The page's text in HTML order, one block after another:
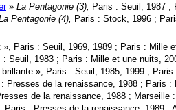
» La Pentagonie (3), Paris : Seuil, 1987 ;
Pentagonie (4), Paris : Stock, 1996 ;
», Paris : Seuil, 1969, 1989 ; Paris : Mille
: Seuil, 1983 ; Paris : Mille et une nuits,
», Paris : Seuil, 1985, 1999 ;
Presses de la renaissance, 1988 ; Paris :
de la renaissance, 1988 ; Marseille